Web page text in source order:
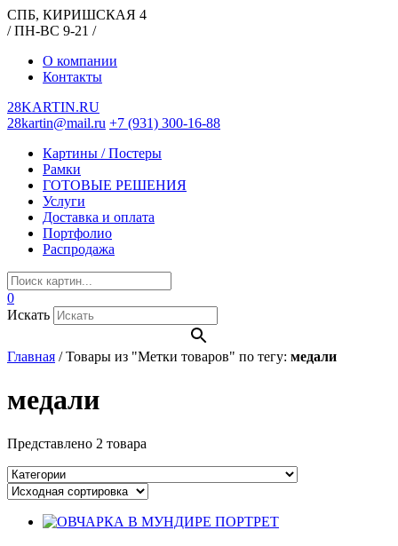
СПБ, КИРИШСКАЯ 4
/ ПН-ВС 9-21 /
О компании
Контакты
28KARTIN.RU
28kartin@mail.ru +7 (931) 300-16-88
Картины / Постеры
Рамки
ГОТОВЫЕ РЕШЕНИЯ
Услуги
Доставка и оплата
Портфолио
Распродажа
0
Искать
Главная /Товары из "Метки товаров" по тегу: медали
медали
Представлено 2 товара